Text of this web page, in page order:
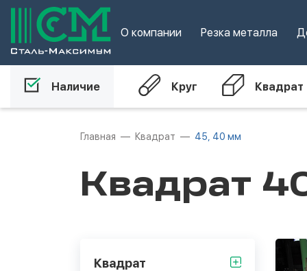
О компании Резка металла
Наличие Круг Квадрат
Главная Квадрат 45, 40 мм
Квадрат
Квадрат